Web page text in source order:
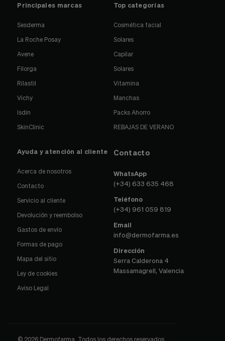
Principales marcas
Sesderma
La Roche Posay
Avene
Filorga
Rilastil
Vichy
Isdin
SkinClinic
Top categorías
Cosmética facial
Solares
Capilar
Solares
Vitamina
Manchas
Packs Ahorro
REBAJAS DE VERANO
Ayuda y atención al cliente
Acerca de nosotros
Contacto
Servicio al cliente
Devolución y reembolso
Gastos de envío
Formas de pago
Mapa del sitio
Ley de cookies
Aviso Legal
Contacto
WhatsApp
(+34) 633 635 468
Teléfono
(+34) 961 059 819
Email
info@dermofarma.es
Dirección
Serra Calderona 4
Massamagrell, Valencia
© 2026 Dermofarma. Todos los derechos reservados.